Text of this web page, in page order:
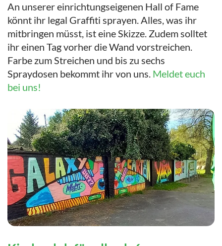
An unserer einrichtungseigenen Hall of Fame
könnt ihr legal Graffiti sprayen. Alles, was ihr
mitbringen müsst, ist eine Skizze. Zudem solltet
ihr einen Tag vorher die Wand vorstreichen.
Farbe zum Streichen und bis zu sechs
Spraydosen bekommt ihr von uns. Meldet euch
bei uns!